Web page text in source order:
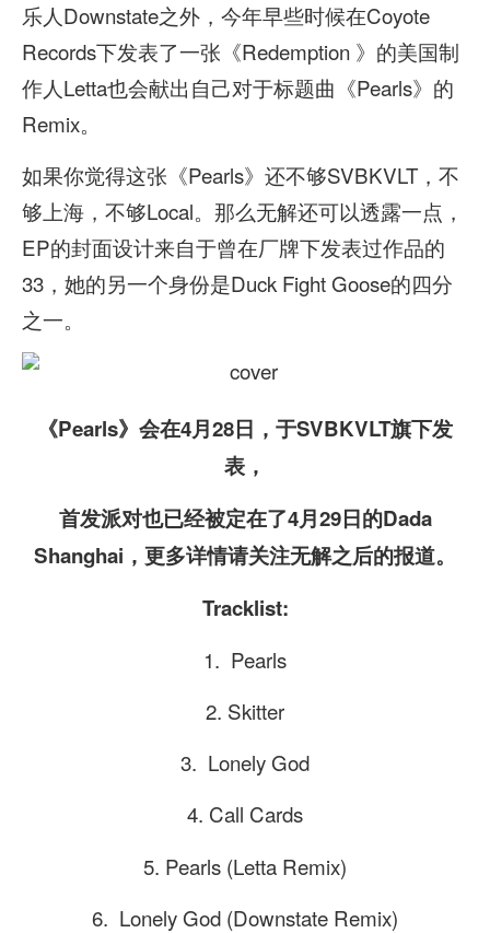
乐人Downstate之外，今年早些时候在Coyote
Records下发表了一张《Redemption ‎》的美国制
作人Letta也会献出自己对于标题曲《Pearls》的
Remix。
如果你觉得这张《Pearls》还不够SVBKVLT，不
够上海，不够Local。那么无解还可以透露一点，
EP的封面设计来自于曾在厂牌下发表过作品的
33，她的另一个身份是Duck Fight Goose的四分
之一。
《Pearls》会在4月28日，于SVBKVLT旗下发
表，
首发派对也已经被定在了4月29日的Dada
Shanghai，更多详情请关注无解之后的报道。
Tracklist:
1. Pearls
2. Skitter
3. Lonely God
4. Call Cards
5. Pearls (Letta Remix)
6. Lonely God (Downstate Remix)